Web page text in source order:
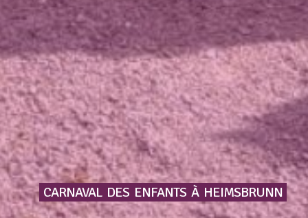
CARNAVAL DES ENFANTS À HEIMSBRUNN